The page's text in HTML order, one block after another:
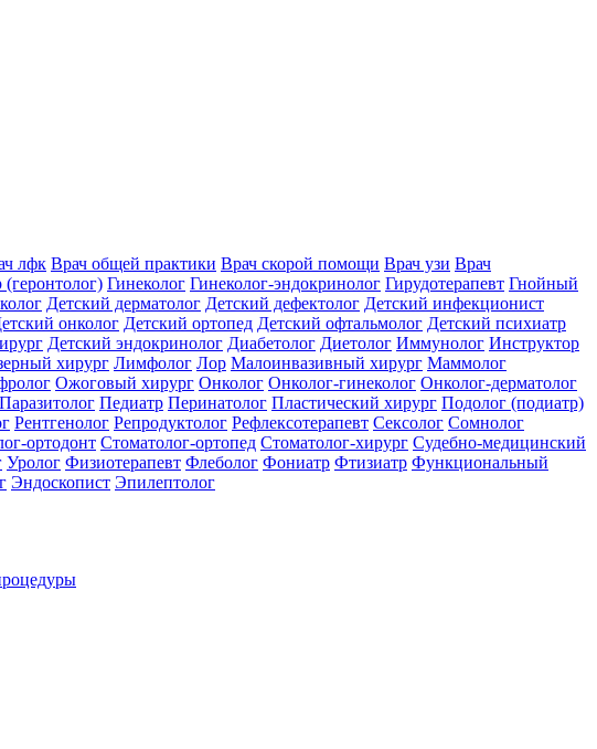
лфк Врач общей практики Врач скорой помощи Врач узи Врач
(геронтолог) Гинеколог Гинеколог-эндокринолог Гирудотерапевт Гнойный
Детский дерматолог Детский дефектолог Детский инфекционист
онколог Детский ортопед Детский офтальмолог Детский психиатр
Детский эндокринолог Диабетолог Диетолог Иммунолог Инструктор
хирург Лимфолог Лор Малоинвазивный хирург Маммолог
Ожоговый хирург Онколог Онколог-гинеколог Онколог-дерматолог
Паразитолог Педиатр Перинатолог Пластический хирург Подолог (подиатр)
Рентгенолог Репродуктолог Рефлексотерапевт Сексолог Сомнолог
ортодонт Стоматолог-ортопед Стоматолог-хирург Судебно-медицинский
Уролог Физиотерапевт Флеболог Фониатр Фтизиатр Функциональный
Эндоскопист Эпилептолог